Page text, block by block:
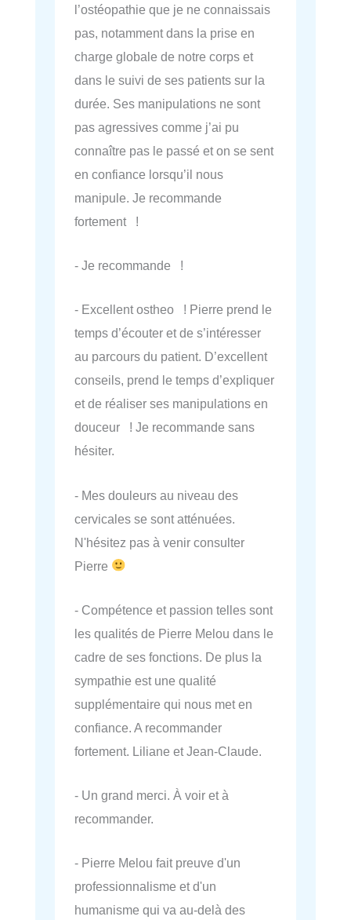
l’ostéopathie que je ne connaissais
pas, notamment dans la prise en
charge globale de notre corps et
dans le suivi de ses patients sur la
durée. Ses manipulations ne sont
pas agressives comme j’ai pu
connaître pas le passé et on se sent
en confiance lorsqu’il nous
manipule. Je recommande
fortement !
- Je recommande !
- Excellent ostheo ! Pierre prend le
temps d’écouter et de s’intéresser
au parcours du patient. D’excellent
conseils, prend le temps d’expliquer
et de réaliser ses manipulations en
douceur ! Je recommande sans
hésiter.
- Mes douleurs au niveau des
cervicales se sont atténuées.
N'hésitez pas à venir consulter
Pierre
- Compétence et passion telles sont
les qualités de Pierre Melou dans le
cadre de ses fonctions. De plus la
sympathie est une qualité
supplémentaire qui nous met en
confiance. A recommander
fortement. Liliane et Jean-Claude.
- Un grand merci. À voir et à
recommander.
- Pierre Melou fait preuve d'un
professionnalisme et d'un
humanisme qui va au-delà des